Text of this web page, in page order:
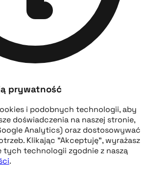
prywatność
i podobnych technologii, aby
doświadczenia na naszej stronie,
Analytics) oraz dostosowywać
Klikając "Akceptuję", wyrażasz
tych technologii zgodnie z naszą
.